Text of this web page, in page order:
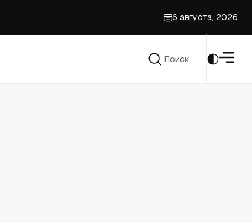
6 августа, 2026
Поиск